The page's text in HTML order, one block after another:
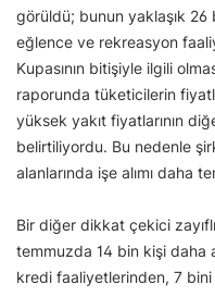
görüldü; bunun yaklaşık
eğlence ve rekreasyon
Kupasının bitişiyle ilgili
raporunda tüketicilerin
yüksek yakıt fiyatlarının
belirtiliyordu. Bu nedenle
alanlarında işe alımı daha
Bir diğer dikkat çekici
temmuzda 14 bin kişi daha
kredi faaliyetlerinden, 7